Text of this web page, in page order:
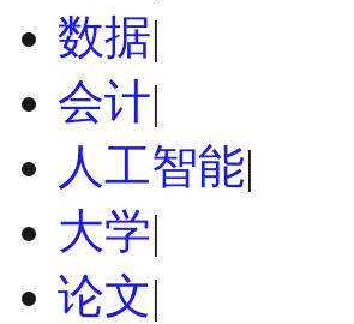
数据|
会计|
人工智能|
大学|
论文|